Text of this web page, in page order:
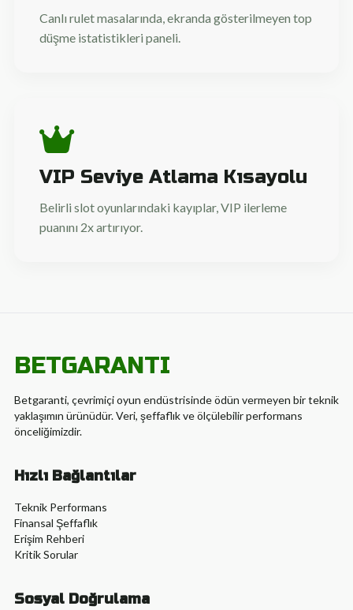
Canlı rulet masalarında, ekranda gösterilmeyen top
düşme istatistikleri paneli.
VIP Seviye Atlama Kısayolu
Belirli slot oyunlarındaki kayıplar, VIP ilerleme
puanını 2x artırıyor.
BETGARANTI
Betgaranti, çevrimiçi oyun endüstrisinde ödün vermeyen bir teknik
yaklaşımın ürünüdür. Veri, şeffaflık ve ölçülebilir performans
önceliğimizdir.
Hızlı Bağlantılar
Teknik Performans
Finansal Şeffaflık
Erişim Rehberi
Kritik Sorular
Sosyal Doğrulama